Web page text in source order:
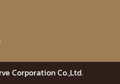
Corporation Co.,Ltd.